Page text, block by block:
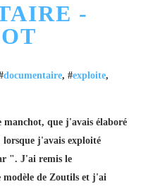
-
documentaire, #exploite,
manchot, que j'avais élaboré
lorsque j'avais exploité
". J'ai remis le
modèle de Zoutils et j'ai